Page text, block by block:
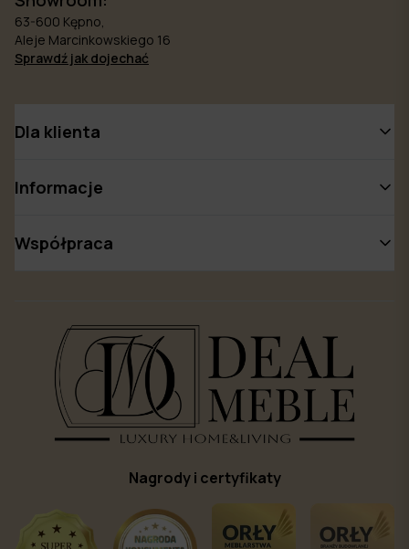
63-600 Kępno,
Aleje Marcinkowskiego 16
Sprawdź jak dojechać
Dla klienta
Informacje
Współpraca
Nagrody i certyfikaty